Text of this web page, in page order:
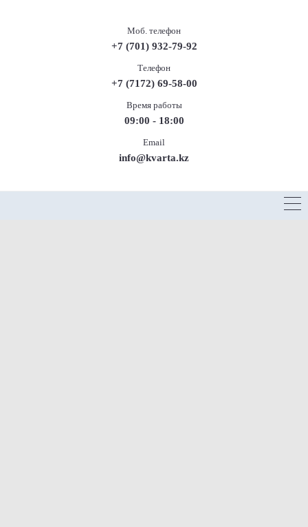
Моб. телефон
+7 (701) 932-79-92
Телефон
+7 (7172) 69-58-00
Время работы
09:00 - 18:00
Email
info@kvarta.kz